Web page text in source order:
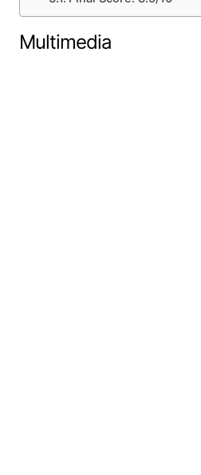
Multimedia